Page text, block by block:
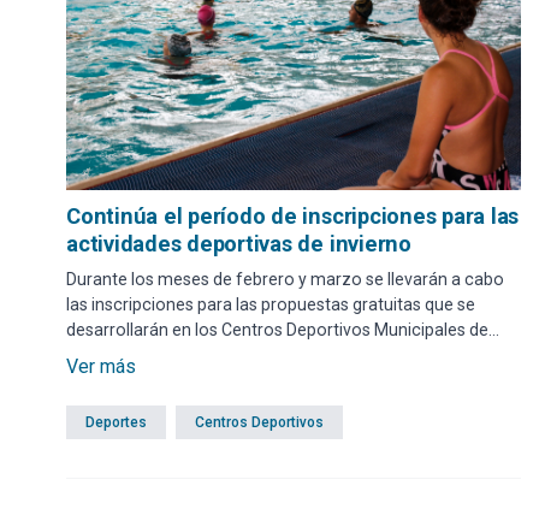
Continúa el período de inscripciones para las
actividades deportivas de invierno
Durante los meses de febrero y marzo se llevarán a cabo
las inscripciones para las propuestas gratuitas que se
desarrollarán en los Centros Deportivos Municipales de
todo el departamento.
Ver más
Deportes Centros Deportivos